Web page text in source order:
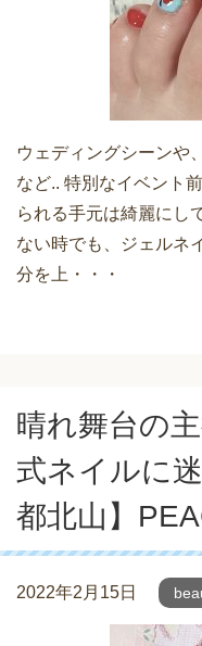
ウェディングシーンや
など.. 特別なイベント
られる手元は綺麗にし
ない時でも、ジェルネ
分を上・・・
晴れ舞台の
式ネイルに
都北山】
2022年2月15日